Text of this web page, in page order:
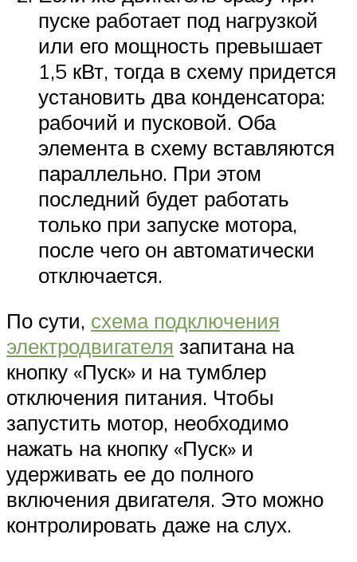
пуске работает под нагрузкой
или его мощность превышает
1,5 кВт, тогда в схему придется
установить два конденсатора:
рабочий и пусковой. Оба
элемента в схему вставляются
параллельно. При этом
последний будет работать
только при запуске мотора,
после чего он автоматически
отключается.
По сути, схема подключения
электродвигателя запитана на
кнопку «Пуск» и на тумблер
отключения питания. Чтобы
запустить мотор, необходимо
нажать на кнопку «Пуск» и
удерживать ее до полного
включения двигателя. Это можно
контролировать даже на слух.